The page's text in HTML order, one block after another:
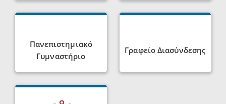
Πανεπιστημιακό
Γυμναστήριο
Γραφείο Διασύνδεσης